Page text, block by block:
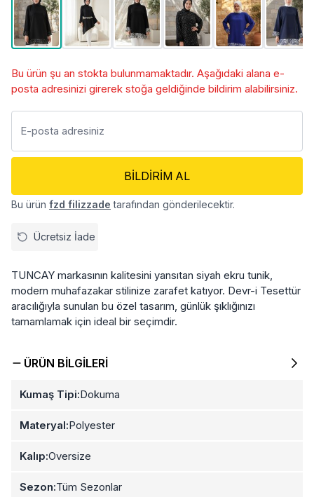
Bu ürün şu an stokta bulunmamaktadır. Aşağıdaki alana e-
posta adresinizi girerek stoğa geldiğinde bildirim alabilirsiniz.
BILDIRIM AL
Bu ürün fzd filizzade tarafından gönderilecektir.
Ücretsiz İade
TUNCAY markasının kalitesini yansıtan siyah ekru tunik,
modern muhafazakar stilinize zarafet katıyor. Devr-i Tesettür
aracılığıyla sunulan bu özel tasarım, günlük şıklığınızı
tamamlamak için ideal bir seçimdir.
ÜRÜN BILGILERI
Kumaş Tipi:Dokuma
Materyal:Polyester
Kalıp:Oversize
Sezon:Tüm Sezonlar